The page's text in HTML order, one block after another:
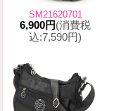
SM21620701
6,900円(消費税
込:7,590円)